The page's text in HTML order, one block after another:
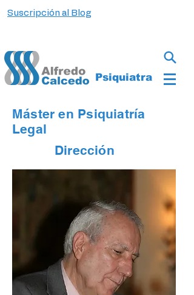
Suscripción al Blog
Psiquiatra
Máster en Psiquiatría
Legal
Dirección